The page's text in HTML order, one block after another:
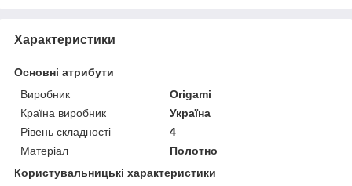
Характеристики
Основні атрибути
Виробник
Origami
Країна виробник
Україна
Рівень складності
4
Матеріал
Полотно
Користувальницькі характеристики